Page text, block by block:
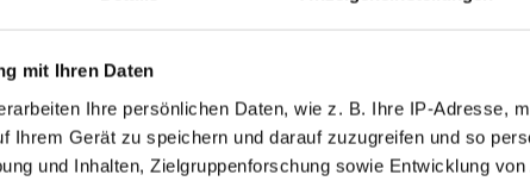
mit Ihren Daten
Ihre persönlichen Daten, wie z. B. Ihre IP-Adresse,
Ihrem Gerät zu speichern und darauf zuzugreifen und so
und Inhalten, Zielgruppenforschung sowie Entwicklung
Bauträger
mit jeweils zehn
Im Vorjahr
ist ein Anstieg